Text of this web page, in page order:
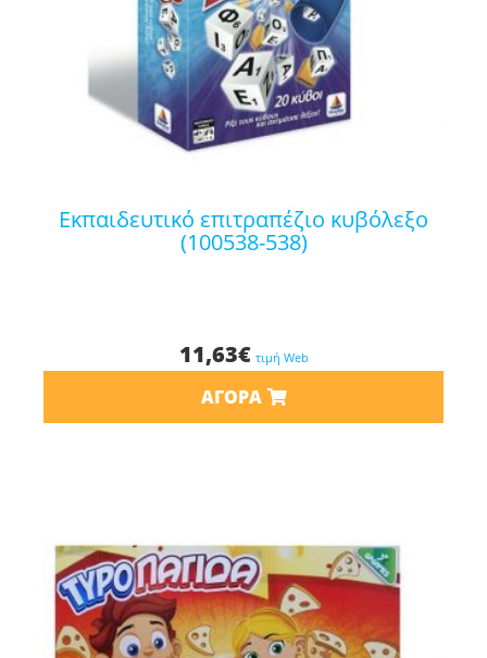
εκπαιδευτικό επιτραπέζιο κυβόλεξο
(100538-538)
11,63€ τιμή Web
ΑΓΟΡΆ